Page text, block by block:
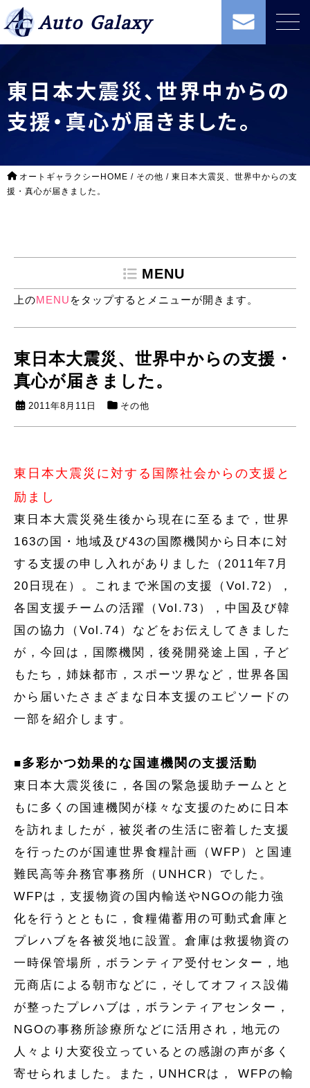
Auto Galaxy
東日本大震災、世界中からの
支援・真心が届きました。
オートギャラクシーHOME / その他 / 東日本大震災、世界中からの支
援・真心が届きました。
MENU
上のMENU をタップするとメニューが開きます。
東日本大震災、世界中からの支援・
真心が届きました。
2011年8月11日 その他
東日本大震災に対する国際社会からの支援と
励まし
東日本大震災発生後から現在に至るまで，世界
163の国・地域及び43の国際機関から日本に対
する支援の申し入れがありました（2011年7月
20日現在）。これまで米国の支援（Vol.72），
各国支援チームの活躍（Vol.73），中国及び韓
国の協力（Vol.74）などをお伝えしてきました
が，今回は，国際機関，後発開発途上国，子ど
もたち，姉妹都市，スポーツ界など，世界各国
から届いたさまざまな日本支援のエピソードの
一部を紹介します。
■多彩かつ効果的な国連機関の支援活動
東日本大震災後に，各国の緊急援助チームとと
もに多くの国連機関が様々な支援のために日本
を訪れましたが，被災者の生活に密着した支援
を行ったのが国連世界食糧計画（WFP）と国連
難民高等弁務官事務所（UNHCR）でした。
WFPは，支援物資の国内輸送やNGOの能力強
化を行うとともに，食糧備蓄用の可動式倉庫と
プレハブを各被災地に設置。倉庫は救援物資の
一時保管場所，ボランティア受付センター，地
元商店による朝市などに，そしてオフィス設備
が整ったプレハブは，ボランティアセンター，
NGOの事務所診療所などに活用され，地元の
人々より大変役立っているとの感謝の声が多く
寄せられました。また，UNHCRは， WFPの輸